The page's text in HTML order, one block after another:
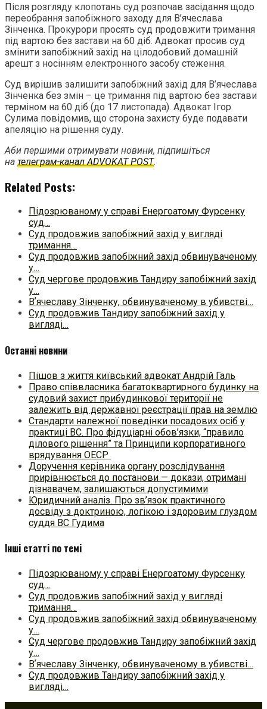
Після розгляду клопотань суд розпочав засідання щодо
переобрання запобіжного заходу для В’ячеслава
Зінченка. Прокурори просять суд продовжити тримання
під вартою без застави на 60 діб. Адвокат просив суд
змінити запобіжний захід на цілодобовий домашній
арешт з носінням електронного засобу стеження.
Суд вирішив залишити запобіжний захід для В’ячеслава
Зінченка без змін – це тримання під вартою без застави
терміном на 60 діб (до 17 листопада). Адвокат Ігор
Сулима повідомив, що сторона захисту буде подавати
апеляцію на рішення суду.
Аби першими отримувати новини, підпишіться
на телеграм-канал ADVOKAT POST.
Related Posts:
Підозрюваному у справі Енергоатому Фурсенку
суд…
Суд продовжив запобіжний захід у вигляді
тримання…
Суд продовжив запобіжний захід обвинуваченому
у…
Суд чергове продовжив Тандиру запобіжний захід
у…
Вʼячеславу Зінченку, обвинуваченому в убивстві…
Суд продовжив Тандиру запобіжний захід у
вигляді…
Останні новини
Пішов з життя київський адвокат Андрій Галь
Право співвласника багатоквартирного будинку на
судовий захист прибудинкової території не
залежить від державної реєстрації прав на землю
Стандарти належної поведінки посадових осіб у
практиці ВC. Про фідуціарні обов’язки, “правило
ділового рішення” та Принципи корпоративного
врядування ОЕСР
Доручення керівника органу розслідування
прирівнюється до постанови — докази, отримані
дізнавачем, залишаються допустимими
Юридичний аналіз. Про зв’язок практичного
досвіду з доктриною, логікою і здоровим глуздом
суддя ВС Гудима
Інші статті по темі
Підозрюваному у справі Енергоатому Фурсенку
суд…
Суд продовжив запобіжний захід у вигляді
тримання…
Суд продовжив запобіжний захід обвинуваченому
у…
Суд чергове продовжив Тандиру запобіжний захід
у…
Вʼячеславу Зінченку, обвинуваченому в убивстві…
Суд продовжив Тандиру запобіжний захід у
вигляді…